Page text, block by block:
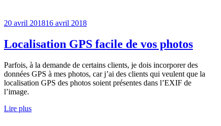
20 avril 201816 avril 2018
Localisation GPS facile de vos photos
Parfois, à la demande de certains clients, je dois incorporer des
données GPS à mes photos, car j’ai des clients qui veulent que la
localisation GPS des photos soient présentes dans l’EXIF de
l’image.
Lire plus